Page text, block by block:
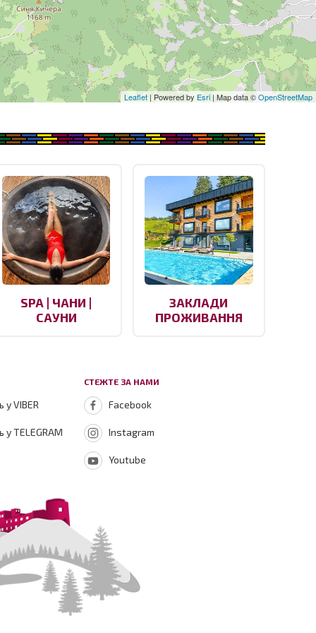
Leaflet | Powered byEsri | Map data ©OpenStreetMap
SPA | ЧАНИ |
САУНИ
ЗАКЛАДИ
ПРОЖИВАННЯ
у VIBER
у TELEGRAM
СТЕЖТЕ ЗА НАМИ
Facebook
Instagram
Youtube